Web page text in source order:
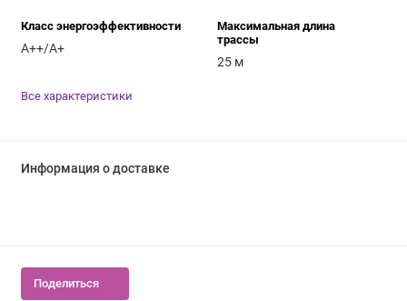
Класс энергоэффективности
A++/A+
Максимальная длина
трассы
25 м
Все характеристики
Информация о доставке
Поделиться